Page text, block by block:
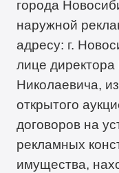
города
наружной
адресу: г.
лице
Николаевича,
открытого
договоров на
рекламных
имущества,